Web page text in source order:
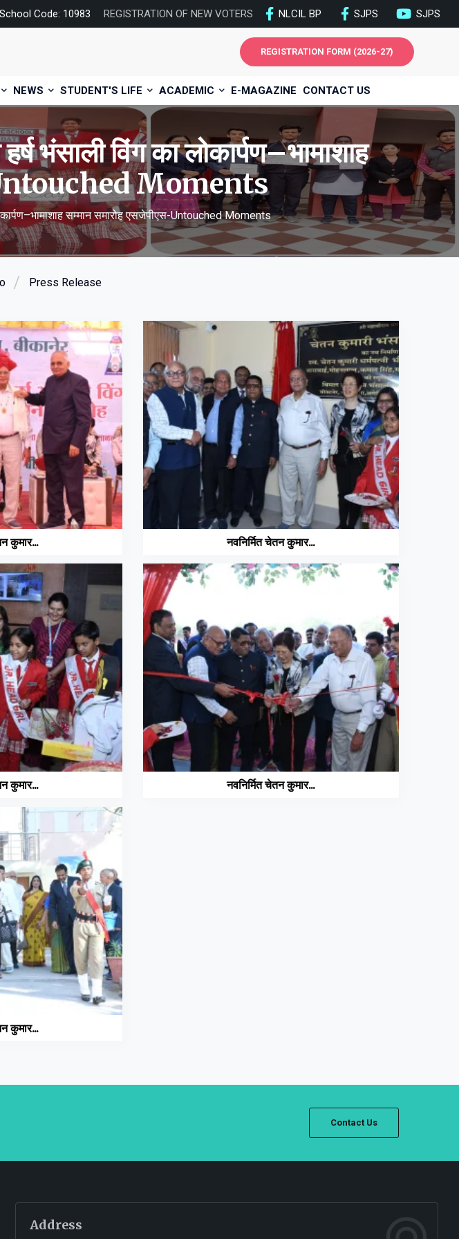
School Code: 10983 REGISTRATION OF NEW VOTERS NLCIL BP SJPS SJPS
REGISTRATION FORM (2026-27)
NEWS STUDENT'S LIFE ACADEMIC E-MAGAZINE CONTACT US
भंसाली विंग का लोकार्पण–भामाशाह
Untouched Moments
सम्मान समारोह एसजेपीएस-Untouched Moments
Press Release
कुमार... नवनिर्मित चेतन कुमार...
कुमार... नवनिर्मित चेतन कुमार...
कुमार...
Contact Us
Address